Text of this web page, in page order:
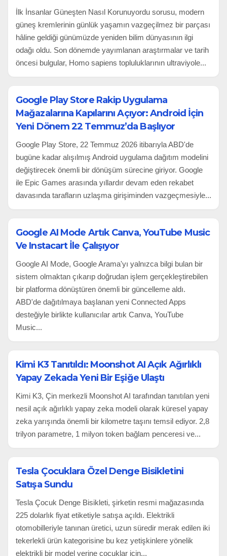
İlk İnsanlar Güneşten Nasıl Korunuyordu sorusu, modern
güneş kremlerinin günlük yaşamın vazgeçilmez bir parçası
hâline geldiği günümüzde yeniden bilim dünyasının ilgi
odağı oldu. Son dönemde yayımlanan araştırmalar ve tarih
öncesi bulgular, Homo sapiens topluluklarının ultraviyole...
Google Play Store Rakip Uygulama
Mağazalarına Kapılarını Açıyor: Android İçin
Yeni Dönem 22 Temmuz’da Başlıyor
Google Play Store, 22 Temmuz 2026 itibarıyla ABD'de
bugüne kadar alışılmış Android uygulama dağıtım modelini
değiştirecek önemli bir dönüşüm sürecine giriyor. Google
ile Epic Games arasında yıllardır devam eden rekabet
davasında tarafların uzlaşma girişiminden vazgeçmesiyle...
Google AI Mode Artık Canva, YouTube Music
Ve Instacart İle Çalışıyor
Google AI Mode, Google Arama'yı yalnızca bilgi bulan bir
sistem olmaktan çıkarıp doğrudan işlem gerçekleştirebilen
bir platforma dönüştüren önemli bir güncelleme aldı.
ABD'de dağıtılmaya başlanan yeni Connected Apps
desteğiyle birlikte kullanıcılar artık Canva, YouTube
Music...
Kimi K3 Tanıtıldı: Moonshot AI Açık Ağırlıklı
Yapay Zekada Yeni Bir Eşiğe Ulaştı
Kimi K3, Çin merkezli Moonshot AI tarafından tanıtılan yeni
nesil açık ağırlıklı yapay zeka modeli olarak küresel yapay
zeka yarışında önemli bir kilometre taşını temsil ediyor. 2,8
trilyon parametre, 1 milyon token bağlam penceresi ve...
Tesla Çocuklara Özel Denge Bisikletini
Satışa Sundu
Tesla Çocuk Denge Bisikleti, şirketin resmi mağazasında
225 dolarlık fiyat etiketiyle satışa açıldı. Elektrikli
otomobilleriyle tanınan üretici, uzun süredir merak edilen iki
tekerlekli ürün kategorisine bu kez yetişkinlere yönelik
elektrikli bir model yerine çocuklar için...